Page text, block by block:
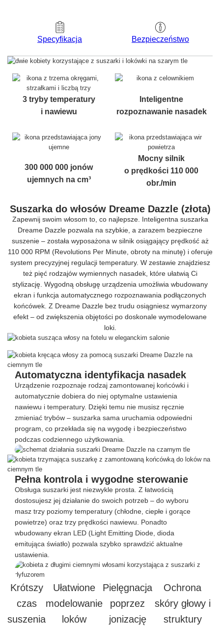
Specyfikacja Bezpieczeństwo
3 tryby temperatury
i nawiewu
Inteligentne
rozpoznawanie nasadek
300 000 000 jonów
ujemnych na cm³
Mocny silnik
o prędkości 110 000
obr./min
Suszarka do włosów Dreame Dazzle (złota)
Zapewnij swoim włosom to, co najlepsze. Inteligentna suszarka
Dreame Dazzle pozwala na szybkie, a zarazem bezpieczne
suszenie – została wyposażona w silnik osiągający prędkość aż
110 000 RPM (Revolutions Per Minute, obroty na minutę) i oferuje
system precyzyjnej regulacji temperatury. W zestawie znajdziesz
też pięć rodzajów wymiennych nasadek, które ułatwią Ci
stylizację. Wygodną obsługę urządzenia umożliwia wbudowany
ekran i funkcja automatycznego rozpoznawania podłączonych
końcówek. Z Dreame Dazzle bez trudu osiągniesz wymarzony
efekt – od zwiększenia objętości po doskonale wymodelowane
loki.
Automatyczna identyfikacja nasadek
Urządzenie rozpoznaje rodzaj zamontowanej końcówki i
automatycznie dobiera do niej optymalne ustawienia
nawiewu i temperatury. Dzięki temu nie musisz ręcznie
zmieniać trybów – suszarka sama uruchamia odpowiedni
program, co przekłada się na wygodę i bezpieczeństwo
podczas codziennego użytkowania.
Pełna kontrola i wygodne sterowanie
Obsługa suszarki jest niezwykle prosta. Z łatwością
dostosujesz jej działanie do swoich potrzeb – do wyboru
masz trzy poziomy temperatury (chłodne, ciepłe i gorące
powietrze) oraz trzy prędkości nawiewu. Ponadto
wbudowany ekran LED (Light Emitting Diode, dioda
emitująca światło) pozwala szybko sprawdzić aktualne
ustawienia.
Krótszy
czas
suszenia
Ułatwione
modelowanie
loków
Pielęgnacja
poprzez
jonizację
Ochrona
skóry głowy i
struktury